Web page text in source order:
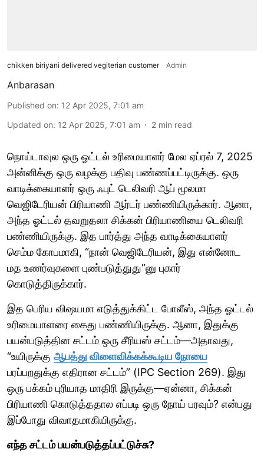
chikken biriyani delivered vegiterian customer Admin
Anbarasan
Published on: 12 Apr 2025, 7:01 am
Updated on: 12 Apr 2025, 7:01 am 2 min read
நொய்டாவுல ஒரு ஓட்டல் உரிமையாளர் மேல ஏப்ரல் 7, 2025
அன்னிக்கு ஒரு வழக்கு பதிவு பண்ணப்பட்டிருக்கு. ஒரு
வாடிக்கையாளர் ஒரு ஃபுட் டெலிவரி ஆப் மூலமா
வெஜிடேரியன் பிரியாணி ஆர்டர் பண்ணியிருக்கார். ஆனா,
அந்த ஓட்டல் தவறுதலா சிக்கன் பிரியாணியை டெலிவரி
பண்ணியிருக்கு. இத பார்த்து அந்த வாடிக்கையாளர்
செம்ம கோபமாகி, “நான் வெஜிடேரியன், இது என்னோட
மத உணர்வுகளை புண்படுத்துது”னு புகார்
கொடுத்திருக்கார்.
இத பெரிய விஷயமா எடுத்துக்கிட்ட போலீஸ், அந்த ஓட்டல்
உரிமையாளரை கைது பண்ணியிருக்கு. ஆனா, இதுக்கு
பயன்படுத்தின சட்டம் ஒரு சீரியஸ் சட்டம்—அதாவது,
“உயிருக்கு ஆபத்து விளைவிக்கக்கூடிய நோயை
பரப்பறதுக்கு எதிரான சட்டம்” (IPC Section 269). இது
ஒரு பக்கம் புரியாத மாதிரி இருக்கு—ஏன்னா, சிக்கன்
பிரியாணி கொடுத்ததால எப்படி ஒரு நோய் பரவும்? என்பது
இப்போது விவாதமாகியிருக்கு.
எந்த சட்டம் பயன்படுத்தப்பட்டுச்சு?